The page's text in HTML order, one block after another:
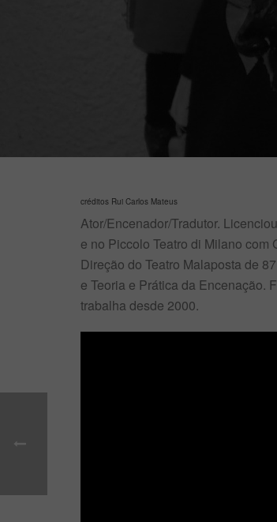
créditos Rui Carlos Mateus
Ator/Encenador/Tradutor.
e no Piccolo Teatro di Milano
Direção do Teatro Malaposta de
e Teoria e Prática da Encenação.
trabalha desde 2000.